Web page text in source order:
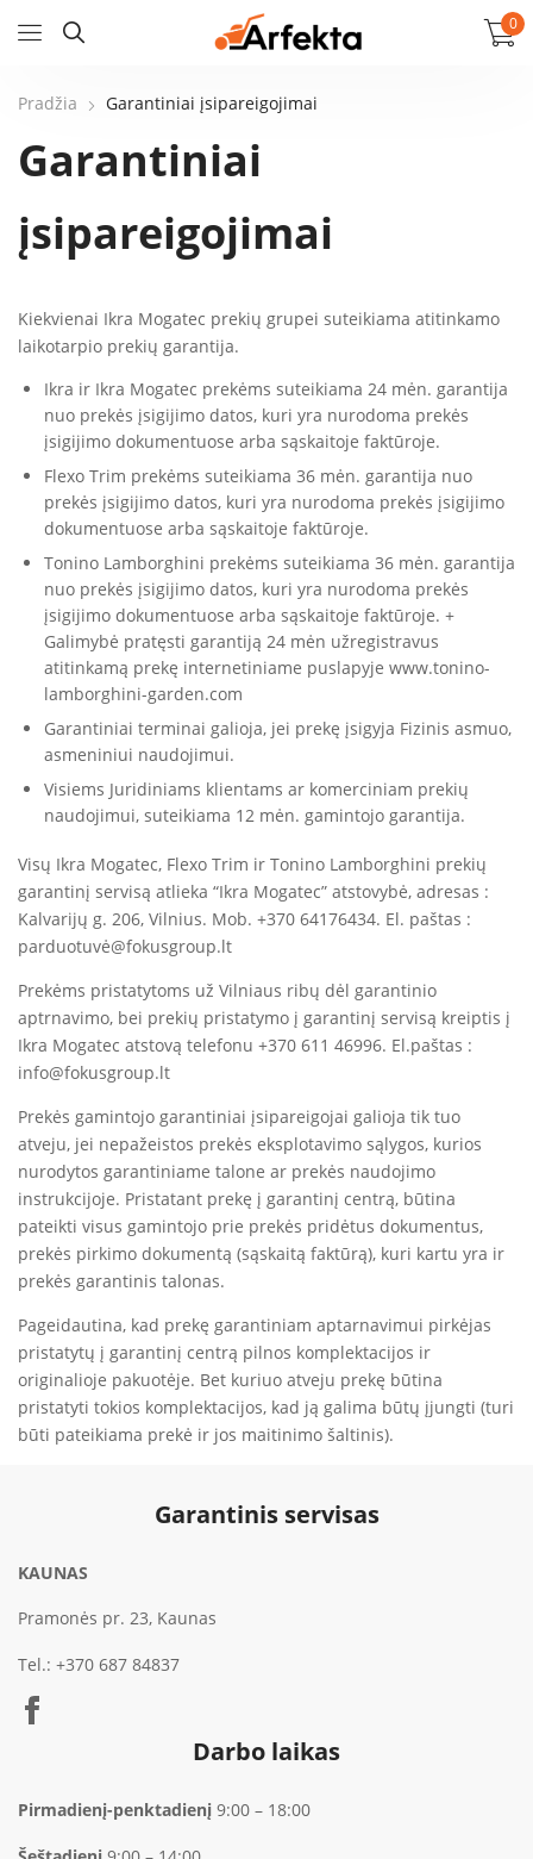
0
Pradžia Garantiniai įsipareigojimai
Garantiniai
įsipareigojimai
Kiekvienai Ikra Mogatec prekių grupei suteikiama atitinkamo
laikotarpio prekių garantija.
Ikra ir Ikra Mogatec prekėms suteikiama 24 mėn. garantija
nuo prekės įsigijimo datos, kuri yra nurodoma prekės
įsigijimo dokumentuose arba sąskaitoje faktūroje.
Flexo Trim prekėms suteikiama 36 mėn. garantija nuo
prekės įsigijimo datos, kuri yra nurodoma prekės įsigijimo
dokumentuose arba sąskaitoje faktūroje.
Tonino Lamborghini prekėms suteikiama 36 mėn. garantija
nuo prekės įsigijimo datos, kuri yra nurodoma prekės
įsigijimo dokumentuose arba sąskaitoje faktūroje. +
Galimybė pratęsti garantiją 24 mėn užregistravus
atitinkamą prekę internetiniame puslapyje www.tonino-
lamborghini-garden.com
Garantiniai terminai galioja, jei prekę įsigyja Fizinis asmuo,
asmeniniui naudojimui.
Visiems Juridiniams klientams ar komerciniam prekių
naudojimui, suteikiama 12 mėn. gamintojo garantija.
Visų Ikra Mogatec, Flexo Trim ir Tonino Lamborghini prekių
garantinį servisą atlieka “Ikra Mogatec” atstovybė, adresas :
Kalvarijų g. 206, Vilnius. Mob. +370 64176434. El. paštas :
parduotuvė@fokusgroup.lt
Prekėms pristatytoms už Vilniaus ribų dėl garantinio
aptrnavimo, bei prekių pristatymo į garantinį servisą kreiptis į
Ikra Mogatec atstovą telefonu +370 611 46996. El.paštas :
info@fokusgroup.lt
Prekės gamintojo garantiniai įsipareigojai galioja tik tuo
atveju, jei nepažeistos prekės eksplotavimo sąlygos, kurios
nurodytos garantiniame talone ar prekės naudojimo
instrukcijoje. Pristatant prekę į garantinį centrą, būtina
pateikti visus gamintojo prie prekės pridėtus dokumentus,
prekės pirkimo dokumentą (sąskaitą faktūrą), kuri kartu yra ir
prekės garantinis talonas.
Pageidautina, kad prekę garantiniam aptarnavimui pirkėjas
pristatytų į garantinį centrą pilnos komplektacijos ir
originalioje pakuotėje. Bet kuriuo atveju prekę būtina
pristatyti tokios komplektacijos, kad ją galima būtų įjungti (turi
būti pateikiama prekė ir jos maitinimo šaltinis).
Garantinis servisas
KAUNAS
Pramonės pr. 23, Kaunas
Tel.: +370 687 84837
Darbo laikas
Pirmadienį-penktadienį 9:00 – 18:00